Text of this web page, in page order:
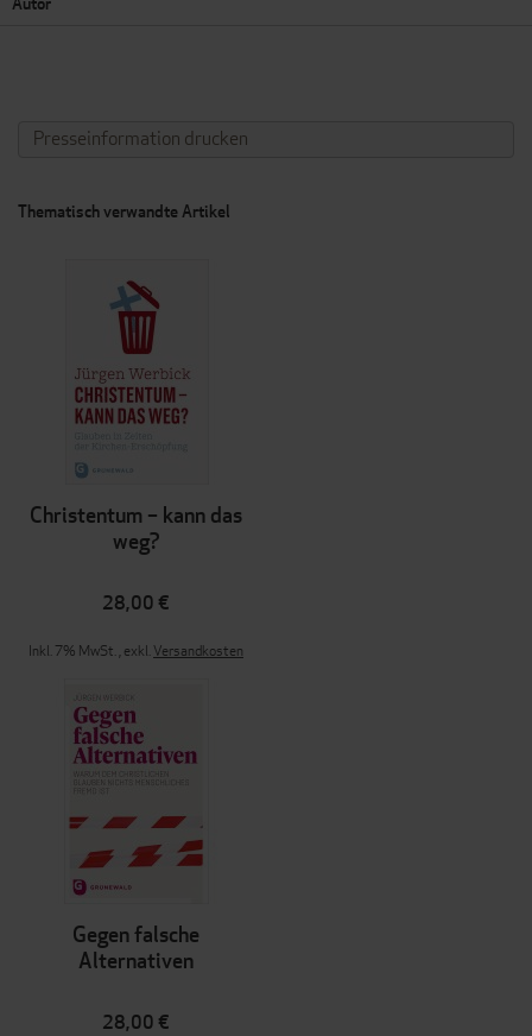
Presseinformation drucken
Thematisch verwandte Artikel
Christentum – kann das
weg?
28,00 €
Inkl. 7% MwSt.,exkl.Versandkosten
Gegen falsche
Alternativen
28,00 €